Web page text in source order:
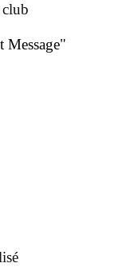
Message"